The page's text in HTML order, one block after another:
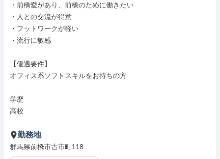
・前橋愛があり、前橋のために働きたい
・人との交流が得意
・フットワークが軽い
・流行に敏感
【優遇要件】
オフィス系ソフトスキルをお持ちの方
学歴
高校
勤務地
群馬県前橋市古市町118